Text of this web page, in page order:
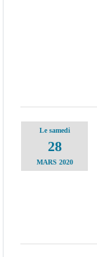
Lesamedi
28
MARS 2020